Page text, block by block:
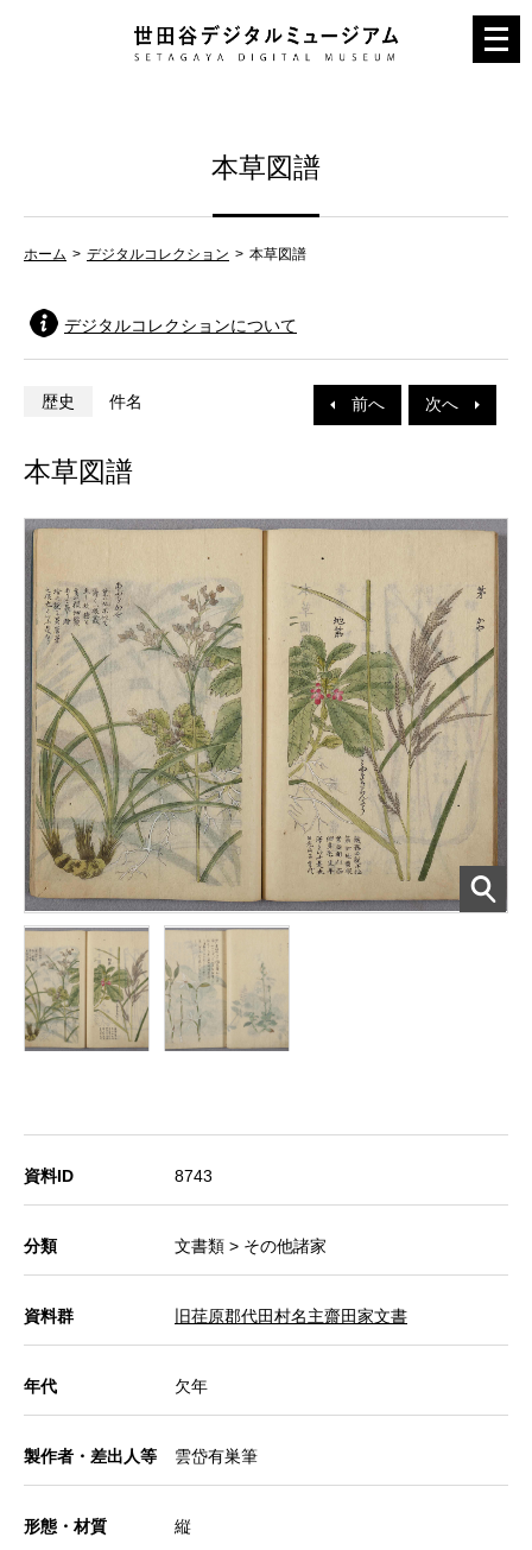
メ
ニ
本草図譜
ホーム デジタルコレクション 本草図譜
デジタルコレクションについて
前へ 次へ
歴史 件名
本草図譜
資料ID 8743
分類 文書類 > その他諸家
資料群 旧荏原郡代田村名主齋田家文書
年代 欠年
製作者・差出人等 雲岱有巣筆
形態・材質 縦